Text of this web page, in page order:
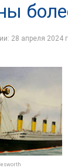
28 апреля 2024